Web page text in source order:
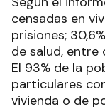
censadas en
prisiones;
de salud, entre
El 93% de la
particulares
vivienda o de